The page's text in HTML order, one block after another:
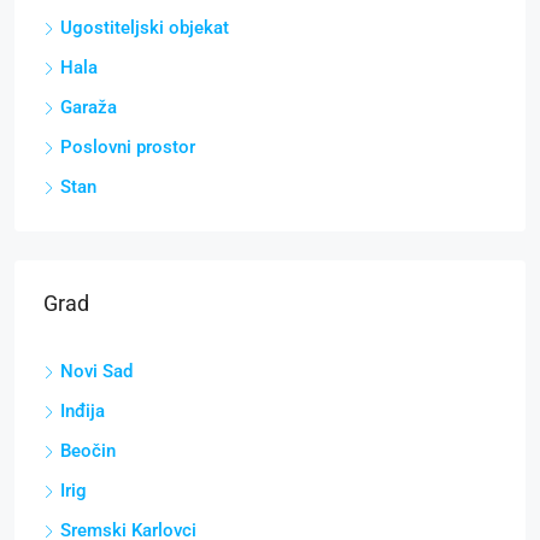
Ugostiteljski objekat
Hala
Garaža
Poslovni prostor
Stan
Grad
Novi Sad
Inđija
Beočin
Irig
Sremski Karlovci